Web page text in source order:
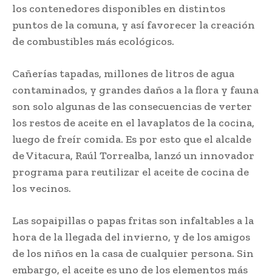
los contenedores disponibles en distintos
puntos de la comuna, y así favorecer la creación
de combustibles más ecológicos.
Cañerías tapadas, millones de litros de agua
contaminados, y grandes daños a la flora y fauna
son solo algunas de las consecuencias de verter
los restos de aceite en el lavaplatos de la cocina,
luego de freír comida. Es por esto que el alcalde
de Vitacura, Raúl Torrealba, lanzó un innovador
programa para reutilizar el aceite de cocina de
los vecinos.
Las sopaipillas o papas fritas son infaltables a la
hora de la llegada del invierno, y de los amigos
de los niños en la casa de cualquier persona. Sin
embargo, el aceite es uno de los elementos más